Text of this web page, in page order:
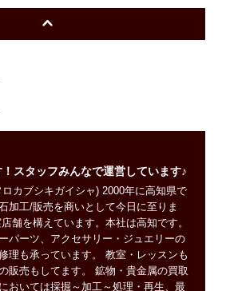
スタッフみんなで運営しています♪
カブシキガイシャ) 2000年に高知県で
加工/販売を商いとして今日に至りま
舗を構えています。本社は高知です。
パーツ、アクセサリー・ジュエリーの
理も承っています。 教室・レッスンも
販売もしてます。 鉱物・貴金属の買取
おいては採掘～加工～処理・再生、最